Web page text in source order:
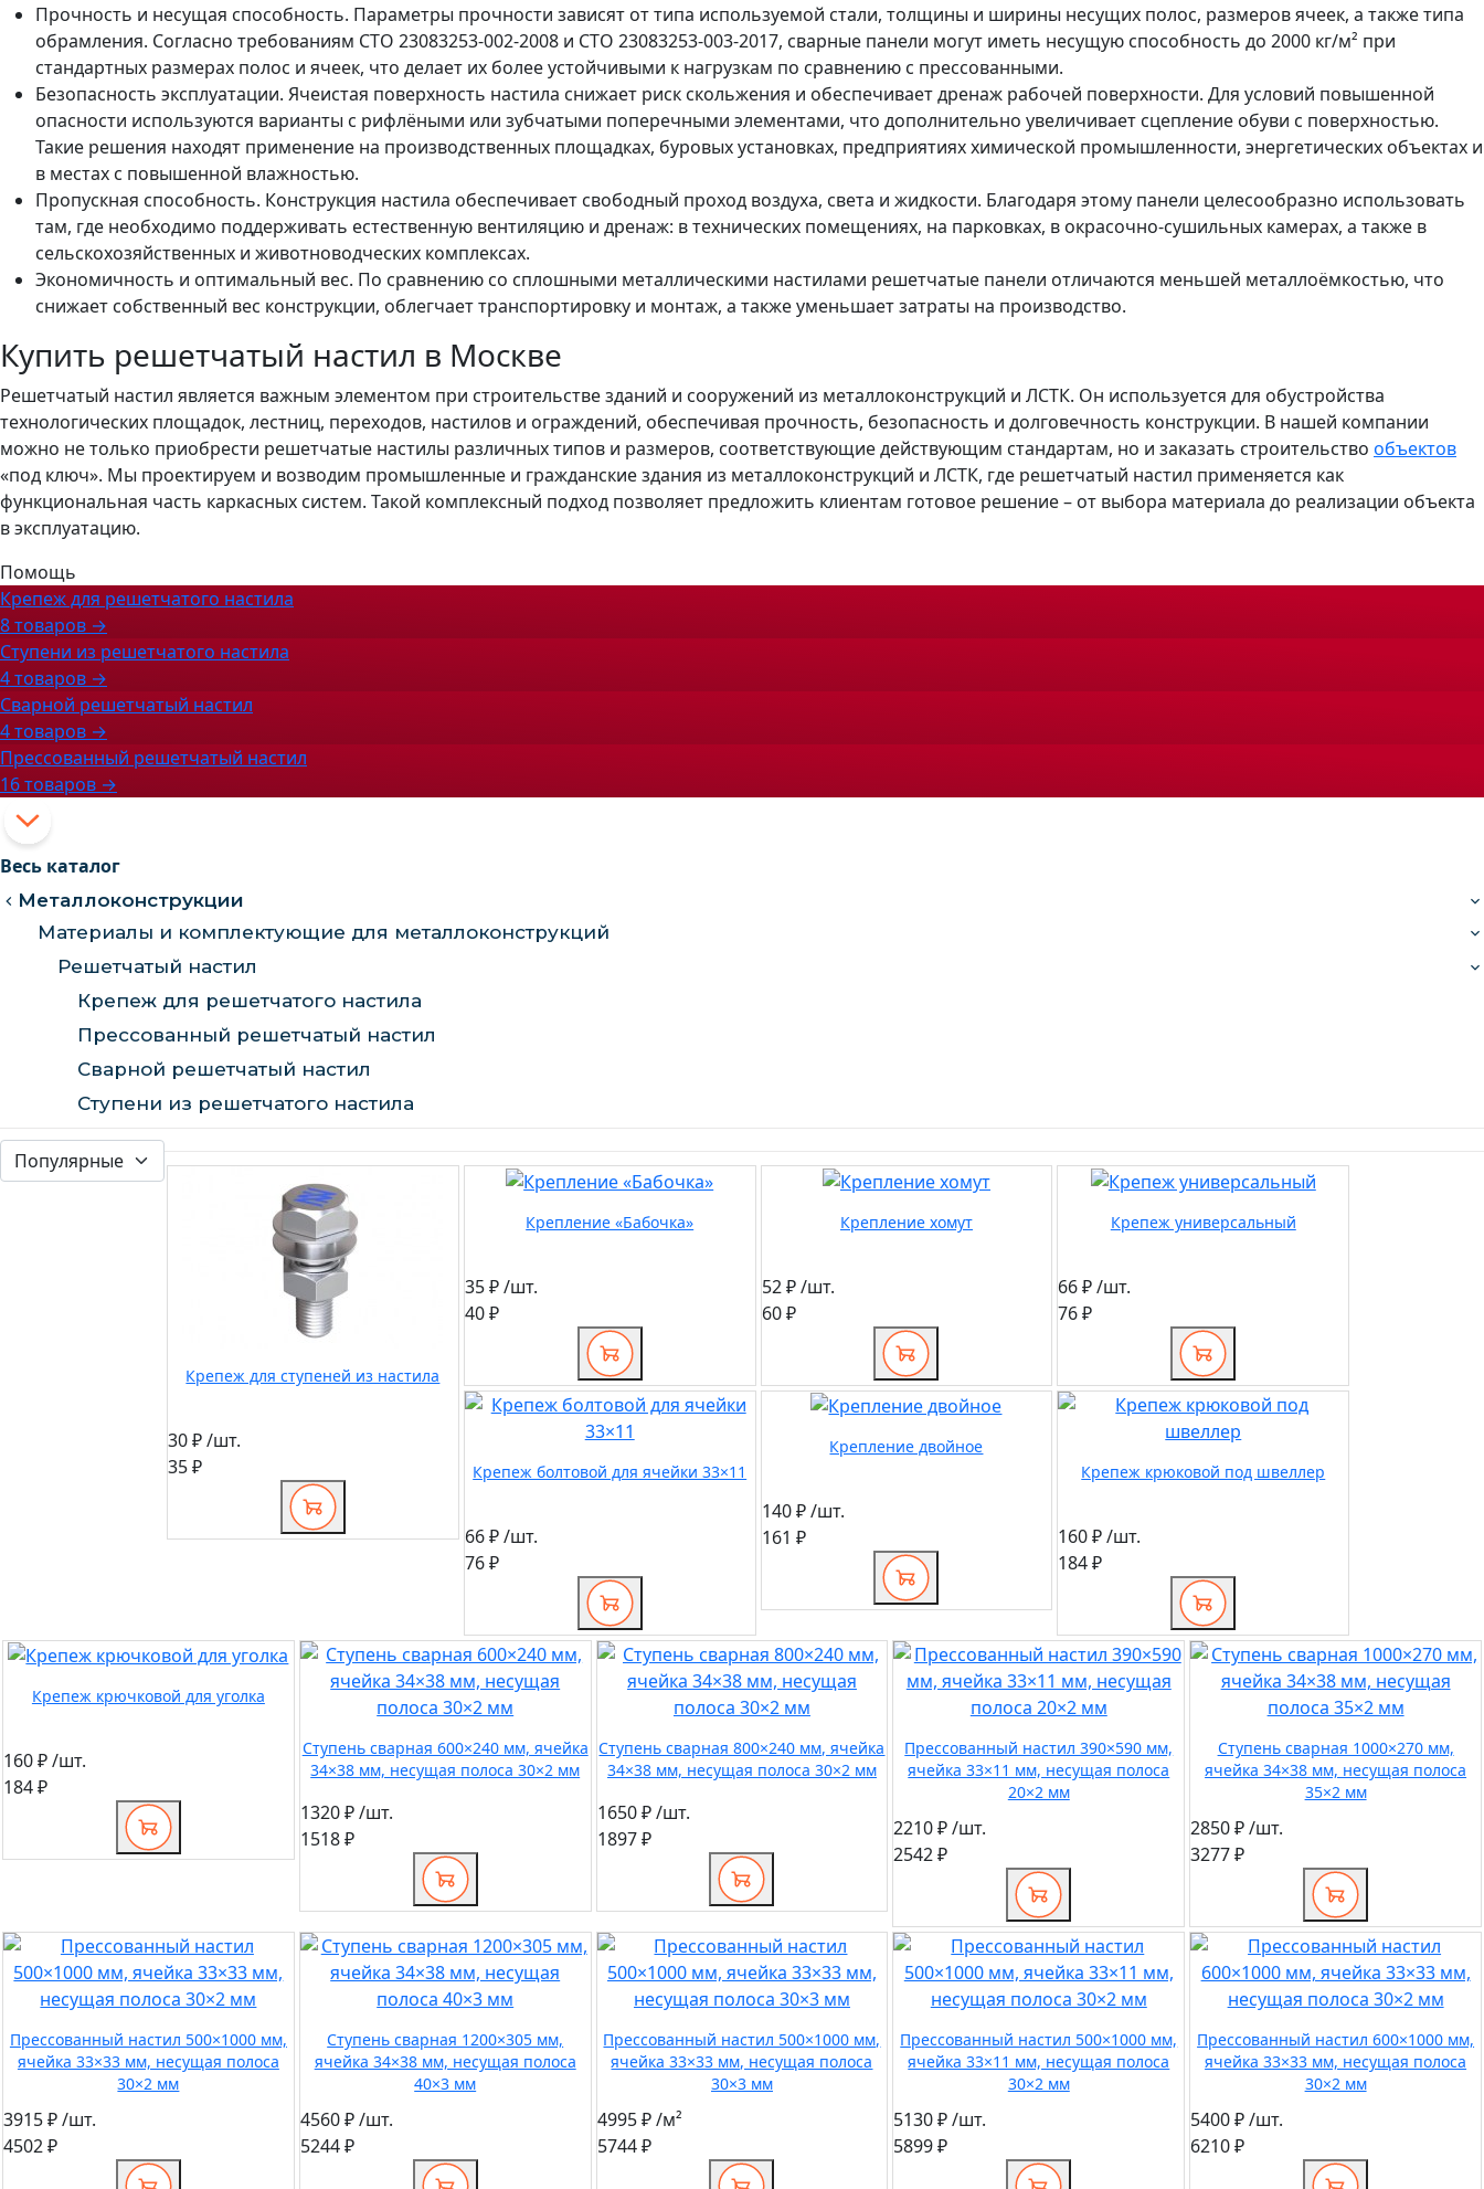
Прочность и несущая способность. Параметры прочности зависят от типа используемой стали, толщины и ширины несущих полос, размеров ячеек, а также типа
обрамления. Согласно требованиям СТО 23083253-002-2008 и СТО 23083253-003-2017, сварные панели могут иметь несущую способность до 2000 кг/м² при
стандартных размерах полос и ячеек, что делает их более устойчивыми к нагрузкам по сравнению с прессованными.
Безопасность эксплуатации. Ячеистая поверхность настила снижает риск скольжения и обеспечивает дренаж рабочей поверхности. Для условий повышенной
опасности используются варианты с рифлёными или зубчатыми поперечными элементами, что дополнительно увеличивает сцепление обуви с поверхностью.
Такие решения находят применение на производственных площадках, буровых установках, предприятиях химической промышленности, энергетических объектах и
в местах с повышенной влажностью.
Пропускная способность. Конструкция настила обеспечивает свободный проход воздуха, света и жидкости. Благодаря этому панели целесообразно использовать
там, где необходимо поддерживать естественную вентиляцию и дренаж: в технических помещениях, на парковках, в окрасочно-сушильных камерах, а также в
сельскохозяйственных и животноводческих комплексах.
Экономичность и оптимальный вес. По сравнению со сплошными металлическими настилами решетчатые панели отличаются меньшей металлоёмкостью, что
снижает собственный вес конструкции, облегчает транспортировку и монтаж, а также уменьшает затраты на производство.
Купить решетчатый настил в Москве
Решетчатый настил является важным элементом при строительстве зданий и сооружений из металлоконструкций и ЛСТК. Он используется для обустройства
технологических площадок, лестниц, переходов, настилов и ограждений, обеспечивая прочность, безопасность и долговечность конструкции. В нашей компании
можно не только приобрести решетчатые настилы различных типов и размеров, соответствующие действующим стандартам, но и заказать строительство объектов
«под ключ». Мы проектируем и возводим промышленные и гражданские здания из металлоконструкций и ЛСТК, где решетчатый настил применяется как
функциональная часть каркасных систем. Такой комплексный подход позволяет предложить клиентам готовое решение – от выбора материала до реализации объекта
в эксплуатацию.
Помощь
Крепеж для решетчатого настила
8 товаров →
Ступени из решетчатого настила
4 товаров →
Сварной решетчатый настил
4 товаров →
Прессованный решетчатый настил
16 товаров →
Весь каталог
Металлоконструкции
Материалы и комплектующие для металлоконструкций
Решетчатый настил
Крепеж для решетчатого настила
Прессованный решетчатый настил
Сварной решетчатый настил
Ступени из решетчатого настила
Крепеж для ступеней из настила
30 ₽/шт.
35 ₽
Крепление «Бабочка»
35 ₽/шт.
40 ₽
Крепление хомут
52 ₽/шт.
60 ₽
Крепеж универсальный
66 ₽/шт.
76 ₽
Крепеж болтовой для ячейки 33×11
66 ₽/шт.
76 ₽
Крепление двойное
140 ₽/шт.
161 ₽
Крепеж крюковой под швеллер
160 ₽/шт.
184 ₽
Крепеж крючковой для уголка
160 ₽/шт.
184 ₽
Ступень сварная 600×240 мм, ячейка
34×38 мм, несущая полоса 30×2 мм
1320 ₽/шт.
1518 ₽
Ступень сварная 800×240 мм, ячейка
34×38 мм, несущая полоса 30×2 мм
1650 ₽/шт.
1897 ₽
Прессованный настил 390×590 мм,
ячейка 33×11 мм, несущая полоса
20×2 мм
2210 ₽/шт.
2542 ₽
Ступень сварная 1000×270 мм,
ячейка 34×38 мм, несущая полоса
35×2 мм
2850 ₽/шт.
3277 ₽
Прессованный настил 500×1000 мм,
ячейка 33×33 мм, несущая полоса
30×2 мм
3915 ₽/шт.
4502 ₽
Ступень сварная 1200×305 мм,
ячейка 34×38 мм, несущая полоса
40×3 мм
4560 ₽/шт.
5244 ₽
Прессованный настил 500×1000 мм,
ячейка 33×33 мм, несущая полоса
30×3 мм
4995 ₽/м²
5744 ₽
Прессованный настил 500×1000 мм,
ячейка 33×11 мм, несущая полоса
30×2 мм
5130 ₽/шт.
5899 ₽
Прессованный настил 600×1000 мм,
ячейка 33×33 мм, несущая полоса
30×2 мм
5400 ₽/шт.
6210 ₽